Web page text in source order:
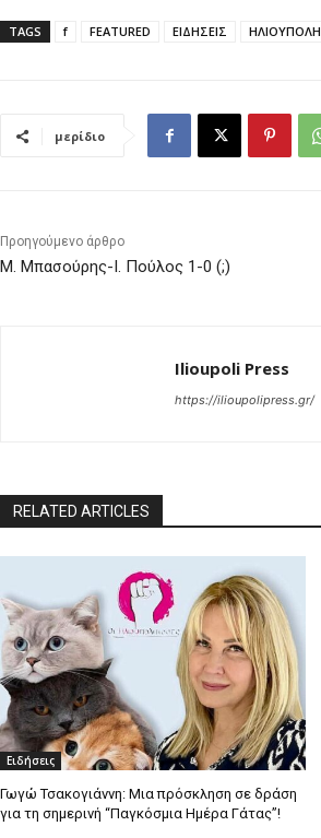
TAGS f FEATURED ΕΙΔΗΣΕΙΣ ΗΛΙΟΥΠΟΛΗ
μερίδιο
Προηγούμενο άρθρο
Μ. Μπασούρης-Ι. Πούλος 1-0 (;)
Ilioupoli Press
https://ilioupolipress.gr/
RELATED ARTICLES
Ειδήσεις
Γωγώ Τσακογιάννη: Μια πρόσκληση σε δράση
για τη σημερινή “Παγκόσμια Ημέρα Γάτας”!